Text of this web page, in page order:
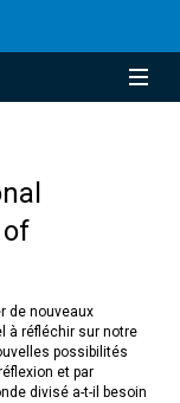
de nouveaux
à réfléchir sur notre
possibilités
et par
divisé a-t-il besoin